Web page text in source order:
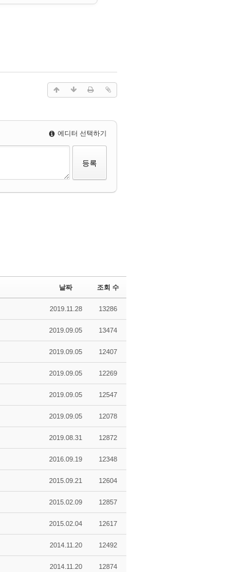
에디터 선택하기
날짜 조회 수
2019.11.28 13286
2019.09.05 13474
2019.09.05 12407
2019.09.05 12269
2019.09.05 12547
2019.09.05 12078
2019.08.31 12872
2016.09.19 12348
2015.09.21 12604
2015.02.09 12857
2015.02.04 12617
2014.11.20 12492
2014.11.20 12874